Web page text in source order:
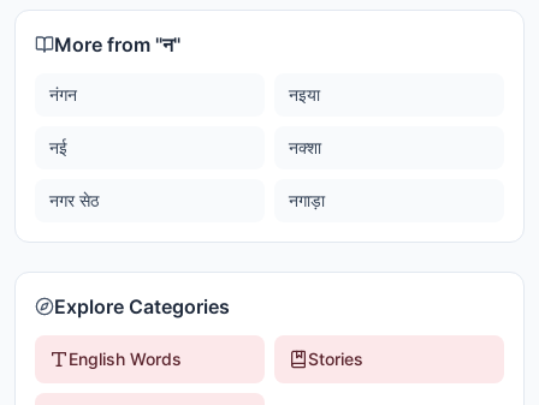
More from "न"
नंगन नइया
नई नक्शा
नगर सेठ नगाड़ा
Explore Categories
English Words Stories